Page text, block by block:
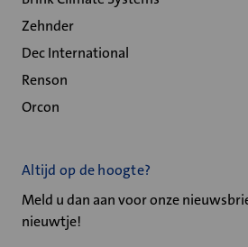
Zehnder
Dec International
Renson
Orcon
Altijd op de hoogte?
Meld u dan aan voor onze
nieuwtje!